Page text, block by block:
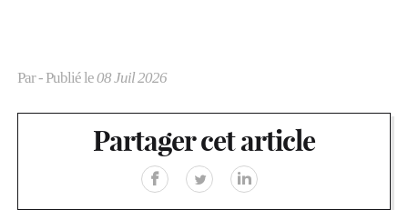
Par- Publié le08 Juil 2026
Partager cet article